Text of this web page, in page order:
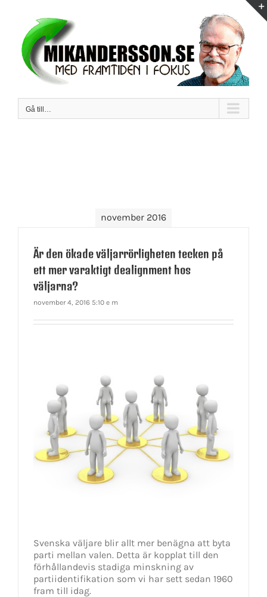
innehållet
Gå till…
november 2016
Är den ökade väljarrörligheten tecken på
ett mer varaktigt dealignment hos
väljarna?
november 4, 2016 5:10 e m
Svenska väljare blir allt mer benägna att byta
parti mellan valen. Detta är kopplat till den
förhållandevis stadiga minskning av
partiidentifikation som vi har sett sedan 1960
fram till idag.